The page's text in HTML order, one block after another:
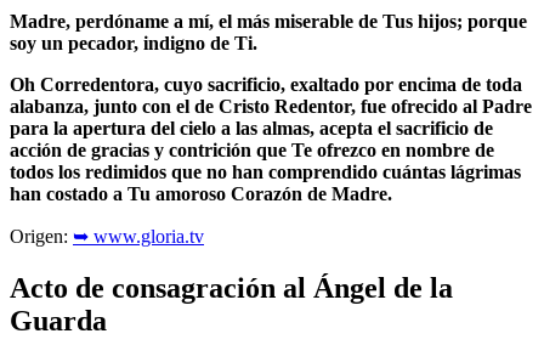
Madre, perdóname a mí, el más miserable de Tus hijos; porque
soy un pecador, indigno de Ti.
Oh Corredentora, cuyo sacrificio, exaltado por encima de toda
alabanza, junto con el de Cristo Redentor, fue ofrecido al Padre
para la apertura del cielo a las almas, acepta el sacrificio de
acción de gracias y contrición que Te ofrezco en nombre de
todos los redimidos que no han comprendido cuántas lágrimas
han costado a Tu amoroso Corazón de Madre.
Origen: ➥ www.gloria.tv
Acto de consagración al Ángel de la
Guarda